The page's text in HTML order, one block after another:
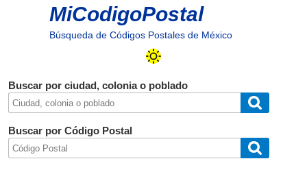
MiCodigoPostal
Búsqueda de Códigos Postales de México
Buscar por ciudad, colonia o poblado
Buscar por Código Postal